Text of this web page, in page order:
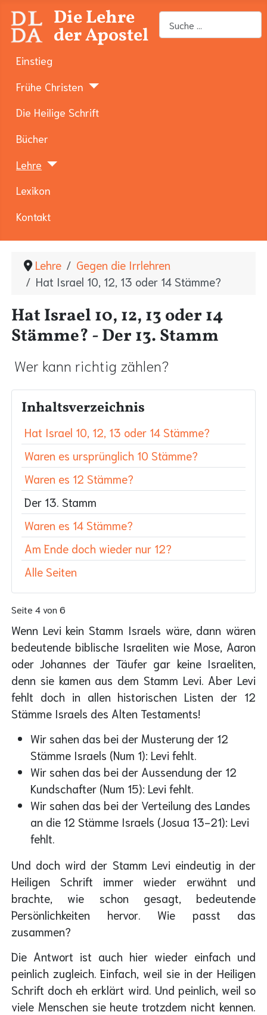
Die Lehre
der Apostel
Suchen
Einstieg
Frühe Christen
Die Heilige Schrift
Bücher
Lehre
Lexikon
Kontakt
Lehre
Gegen die Irrlehren
Hat Israel 10, 12, 13 oder 14 Stämme?
Hat Israel 10, 12, 13 oder 14
Stämme? - Der 13. Stamm
Wer kann richtig zählen?
Inhaltsverzeichnis
Hat Israel 10, 12, 13 oder 14 Stämme?
Waren es ursprünglich 10 Stämme?
Waren es 12 Stämme?
Der 13. Stamm
Waren es 14 Stämme?
Am Ende doch wieder nur 12?
Alle Seiten
Seite 4 von 6
Wenn Levi kein Stamm Israels wäre, dann wären
bedeutende biblische Israeliten wie Mose, Aaron
oder Johannes der Täufer gar keine Israeliten,
denn sie kamen aus dem Stamm Levi. Aber Levi
fehlt doch in allen historischen Listen der 12
Stämme Israels des Alten Testaments!
Wir sahen das bei der Musterung der 12
Stämme Israels (Num 1): Levi fehlt.
Wir sahen das bei der Aussendung der 12
Kundschafter (Num 15): Levi fehlt.
Wir sahen das bei der Verteilung des Landes
an die 12 Stämme Israels (Josua 13-21): Levi
fehlt.
Und doch wird der Stamm Levi eindeutig in der
Heiligen Schrift immer wieder erwähnt und
brachte, wie schon gesagt, bedeutende
Persönlichkeiten hervor. Wie passt das
zusammen?
Die Antwort ist auch hier wieder einfach und
peinlich zugleich. Einfach, weil sie in der Heiligen
Schrift doch eh erklärt wird. Und peinlich, weil so
viele Menschen sie heute trotzdem nicht kennen.